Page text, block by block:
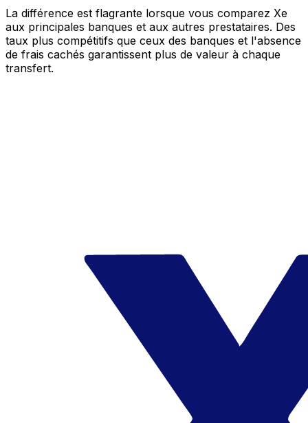
La différence est flagrante lorsque vous comparez Xe
aux principales banques et aux autres prestataires. Des
taux plus compétitifs que ceux des banques et l'absence
de frais cachés garantissent plus de valeur à chaque
transfert.